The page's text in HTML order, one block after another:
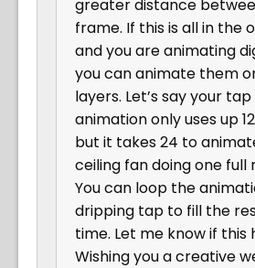
greater distance
frame. If this is all in the
and you are animating
you can animate them
layers. Let’s say your
animation only uses up
but it takes 24 to
ceiling fan doing one full
You can loop the
dripping tap to fill the
time. Let me know if this
Wishing you a creative